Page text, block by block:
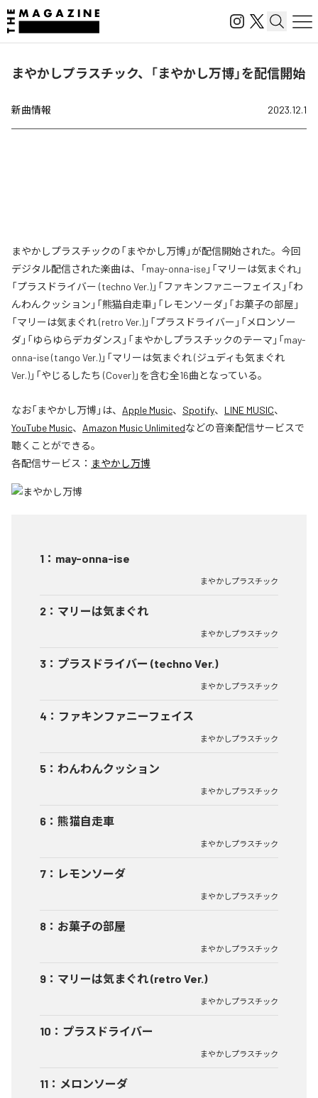
まやかしプラスチック、「まやかし万博」を配信開始
新曲情報 2023.12.1
まやかしプラスチックの「まやかし万博」が配信開始された。今回
デジタル配信された楽曲は、「may-onna-ise」「マリーは気まぐれ」
「プラスドライバー (techno Ver.)」「ファキンファニーフェイス」「わ
んわんクッション」「熊猫自走車」「レモンソーダ」「お菓子の部屋」
「マリーは気まぐれ (retro Ver.)」「プラスドライバー」「メロンソー
ダ」「ゆらゆらデカダンス」「まやかしプラスチックのテーマ」「may-
onna-ise (tango Ver.)」「マリーは気まぐれ (ジュディも気まぐれ
Ver.)」「やじるしたち (Cover)」を含む全16曲となっている。
なお「まやかし万博」は、 Apple Music、 Spotify、 LINE MUSIC、
YouTube Music、 Amazon Music Unlimitedなどの音楽配信サービスで
聴くことができる。
各配信サービス： まやかし万博
1 ： may-onna-ise
まやかしプラスチック
2 ： マリーは気まぐれ
まやかしプラスチック
3 ： プラスドライバー (techno Ver.)
まやかしプラスチック
4 ： ファキンファニーフェイス
まやかしプラスチック
5 ： わんわんクッション
まやかしプラスチック
6 ： 熊猫自走車
まやかしプラスチック
7 ： レモンソーダ
まやかしプラスチック
8 ： お菓子の部屋
まやかしプラスチック
9 ： マリーは気まぐれ (retro Ver.)
まやかしプラスチック
10 ： プラスドライバー
まやかしプラスチック
11 ： メロンソーダ